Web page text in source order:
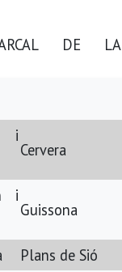
DE LA
i
Cervera
i
Guissona
Plans de Sió